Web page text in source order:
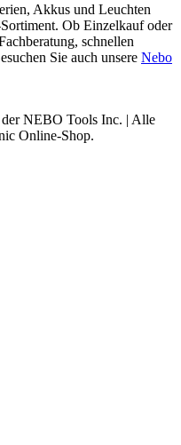
Akkus und Leuchten
Ob Einzelkauf oder
schnellen
Sie auch unsere Nebo
NEBO Tools Inc. | Alle
Online-Shop.